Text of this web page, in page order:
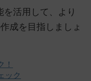
活用して、より
成を目指しましょ
ック